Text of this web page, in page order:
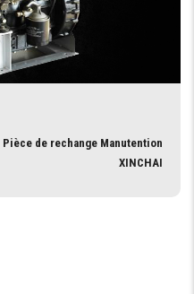
Pièce de rechange Manutention
XINCHAI